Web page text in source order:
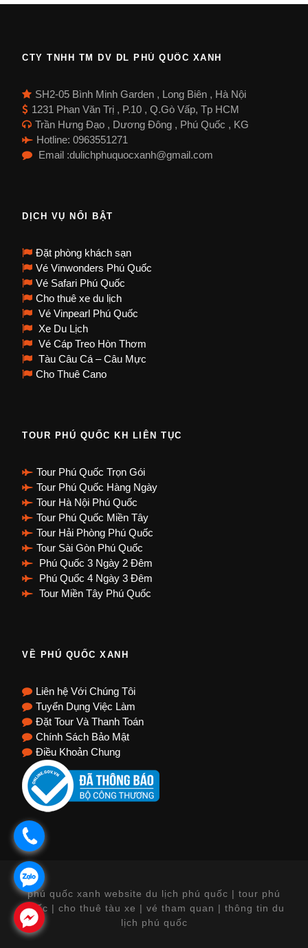
CTY TNHH TM DV DL PHÚ QUỐC XANH
SH2-05 Bình Minh Garden , Long Biên , Hà Nội
1231 Phan Văn Trị , P.10 , Q.Gò Vấp, Tp HCM
Trần Hưng Đạo , Dương Đông , Phú Quốc , KG
Hotline: 0963551271
Email :dulichphuquocxanh@gmail.com
DỊCH VỤ NỔI BẬT
Đặt phòng khách sạn
Vé Vinwonders Phú Quốc
Vé Safari Phú Quốc
Cho thuê xe du lịch
Vé Vinpearl Phú Quốc
Xe Du Lịch
Vé Cáp Treo Hòn Thơm
Tàu Câu Cá – Câu Mực
Cho Thuê Cano
TOUR PHÚ QUỐC KH LIÊN TỤC
Tour Phú Quốc Trọn Gói
Tour Phú Quốc Hàng Ngày
Tour Hà Nội Phú Quốc
Tour Phú Quốc Miền Tây
Tour Hải Phòng Phú Quốc
Tour Sài Gòn Phú Quốc
Phú Quốc 3 Ngày 2 Đêm
Phú Quốc 4 Ngày 3 Đêm
Tour Miền Tây Phú Quốc
VỀ PHÚ QUỐC XANH
Liên hệ Với Chúng Tôi
Tuyển Dụng Việc Làm
Đặt Tour Và Thanh Toán
Chính Sách Bảo Mật
Điều Khoản Chung
phú quốc xanh website du lịch phú quốc | tour phú
quốc | cho thuê tàu xe | vé tham quan | thông tin du
lịch phú quốc
.
.
.